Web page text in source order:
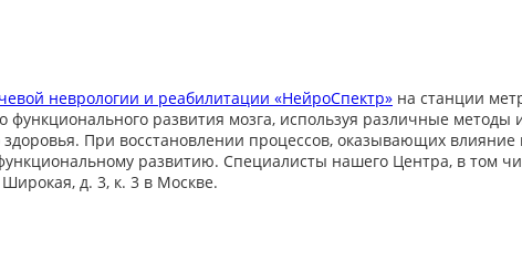
неврологии и реабилитации «НейроСпектр» на станции
развития мозга, используя различные методы
При восстановлении процессов, оказывающих
развитию. Специалисты нашего Центра, в том
д. 3, к. 3 в Москве.